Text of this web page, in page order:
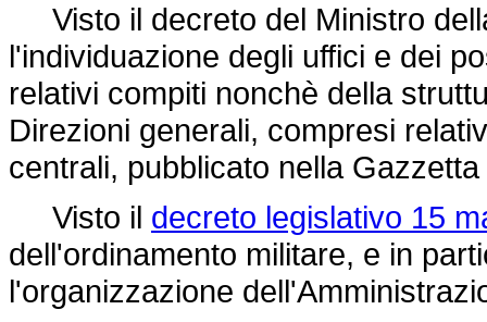
Visto il decreto del Ministro
l'individuazione degli uffici e dei
relativi compiti nonchè della
Direzioni generali, compresi
centrali, pubblicato nella
Visto il decreto legislativo 15
dell'ordinamento militare, e in
l'organizzazione